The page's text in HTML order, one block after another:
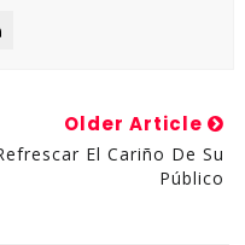
Older Article
El Cariño De Su
Público